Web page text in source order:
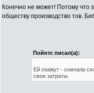
Конечно не может! Потому что
обществу производство тов.
Пойнтс писал(а):
Ей скажут - сначала
свои затраты.